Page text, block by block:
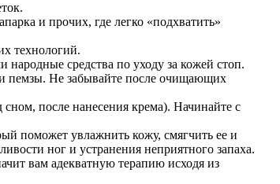
и прочих, где легко «подхватить»
технологий.
средства по уходу за кожей стоп.
пемзы. Не забывайте после очищающих
после нанесения крема). Начинайте с
поможет увлажнить кожу, смягчить ее и
ног и устранения неприятного запаха.
вам адекватную терапию исходя из